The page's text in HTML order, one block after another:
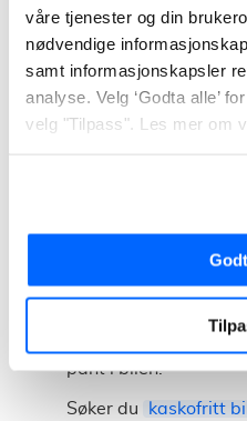
våre tjenester og din
nødvendige
samt informasjonskapsler
analyse. Velg ‘Godta alle’
velg "Tilpass". Les mer om
bil du skal kjøpe.
banken, som gir deg
mye du kan få i lån.
vil ha, løses
For å få et så billig
finne den beste
Banken vil likevel ha
pant i bilen.
Søker du kaskofritt